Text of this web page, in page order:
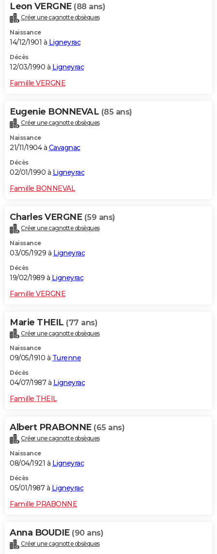
Leon VERGNE (88 ans)
Créer une cagnotte obsèques
Naissance
14/12/1901 à Ligneyrac
Décès
12/03/1990 à Ligneyrac
Famille VERGNE
Eugenie BONNEVAL (85 ans)
Créer une cagnotte obsèques
Naissance
21/11/1904 à Cavagnac
Décès
02/01/1990 à Ligneyrac
Famille BONNEVAL
Charles VERGNE (59 ans)
Créer une cagnotte obsèques
Naissance
03/05/1929 à Ligneyrac
Décès
19/02/1989 à Ligneyrac
Famille VERGNE
Marie THEIL (77 ans)
Créer une cagnotte obsèques
Naissance
09/05/1910 à Turenne
Décès
04/07/1987 à Ligneyrac
Famille THEIL
Albert PRABONNE (65 ans)
Créer une cagnotte obsèques
Naissance
08/04/1921 à Ligneyrac
Décès
05/01/1987 à Ligneyrac
Famille PRABONNE
Anna BOUDIE (90 ans)
Créer une cagnotte obsèques